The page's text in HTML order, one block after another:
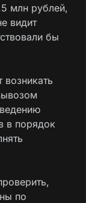
млн рублей,
видит
бы
в порядок
по